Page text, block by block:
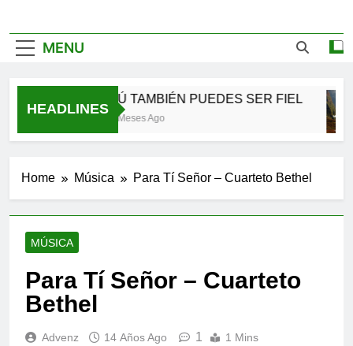
MENU
HEADLINES
TÚ TAMBIÉN PUEDES SER FIEL
3 Meses Ago
Home Música Para Tí Señor – Cuarteto Bethel
MÚSICA
Para Tí Señor – Cuarteto
Bethel
Advenz 14 Años Ago 1 1 Mins